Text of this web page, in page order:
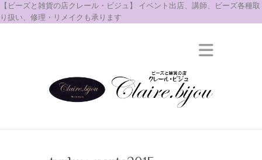
【ビーズと雑貨の店クレール・ビジュ】 イベント出店、講師、ビーズ各種取
り扱い、修理・リメイクも承ります